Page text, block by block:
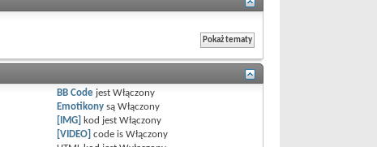
BB Code jestWłączony
Emotikony sąWłączony
[IMG] kod jestWłączony
[VIDEO] code isWłączony